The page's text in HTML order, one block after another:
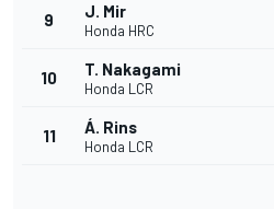
9 J. Mir
Honda HRC
10 T. Nakagami
Honda LCR
11 Á. Rins
Honda LCR